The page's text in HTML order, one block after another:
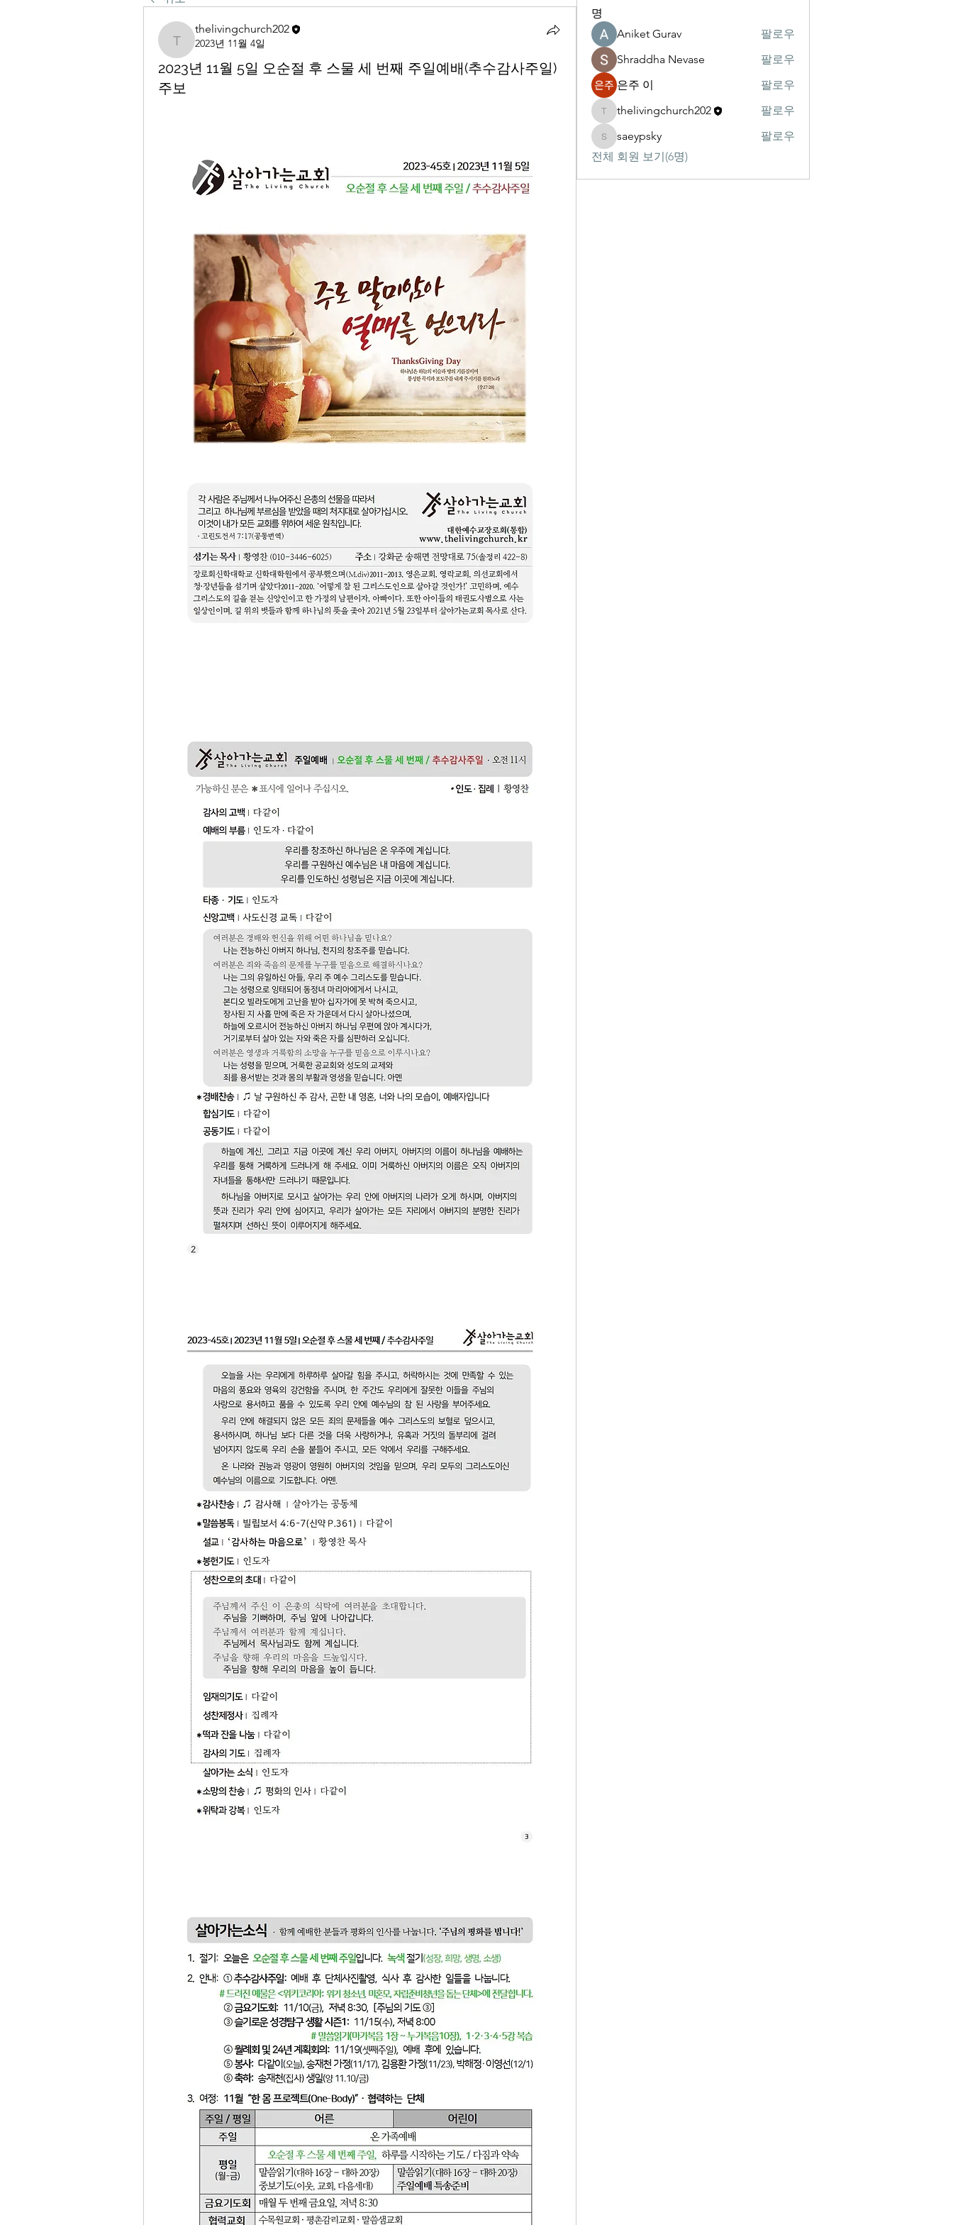
thelivingchurch202
thelivingchurch202
2023년 11월 4일
2023년 11월 5일 오순절 후 스물 세 번째 주일예배(추수감사주일)
주보
명
Aniket Gurav
팔로우
Shraddha Nevase
팔로우
은주 이
팔로우
thelivingchurch202
thelivingchurch202 팔로우
saeypsky
saeypsky
팔로우
전체 회원 보기(6명)